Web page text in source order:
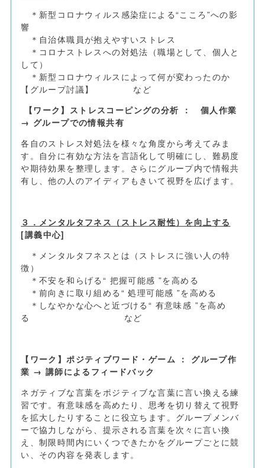
＊新型コロナウィルス感染症による“こころ”への影
響
＊自治体職員が抱えやすいストレス
＊コロナストレスへの対処法（職場として、個人と
して）
＊新型コロナウィルスによって何が変わったのか
【グループ討議】 など
【ワーク】ストレスコーピングの分析 ： 個人作業
→ グループでの情報共有
各自のストレス対処法を様々な角度から考えてみま
す。自分に有効な方法を言語化して明確にし、難易度
や期待効果を整理します。さらにグループ内で情報共
有し、他の人のアイディアもきいて視野を広げます。
３．メンタルタフネス（ストレス耐性）を向上する
[講義中心]
＊メンタルタフネスとは（ストレスに強い人の特
徴）
＊不安を和らげる“ 把握可能感 ”を高める
＊前向きに取り組める“ 処理可能感 ”を高める
＊しなやかな心へと近づける“ 有意味感 ”を高め
る など
【ワーク】ポジティブワード・ゲーム ： グループ作
業 → 講師によるフィードバック
ネガティブな言葉をポジティブな言葉に言い換える練
習です。有意味感を高めたり、思考を切り替えて視野
を拡大したりすることに役立ちます。グループメンバ
ーで協力しながら、提示される言葉を次々に言い換
え、制限時間内にいくつできたかをグループごとに競
い、その内容を発表します。